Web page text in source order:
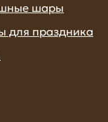
шары
для праздника